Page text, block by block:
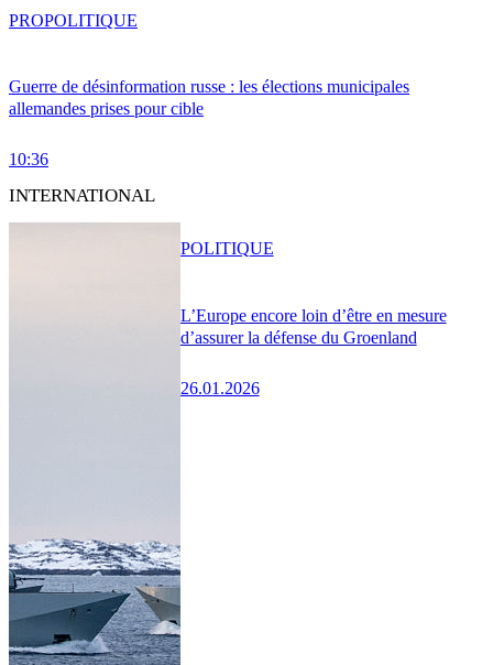
Guerre de désinformation russe : les élections municipales
allemandes prises pour cible
10:36
PROPOLITIQUE
INTERNATIONAL
L’Europe encore loin d’être en mesure
d’assurer la défense du Groenland
26.01.2026
POLITIQUE